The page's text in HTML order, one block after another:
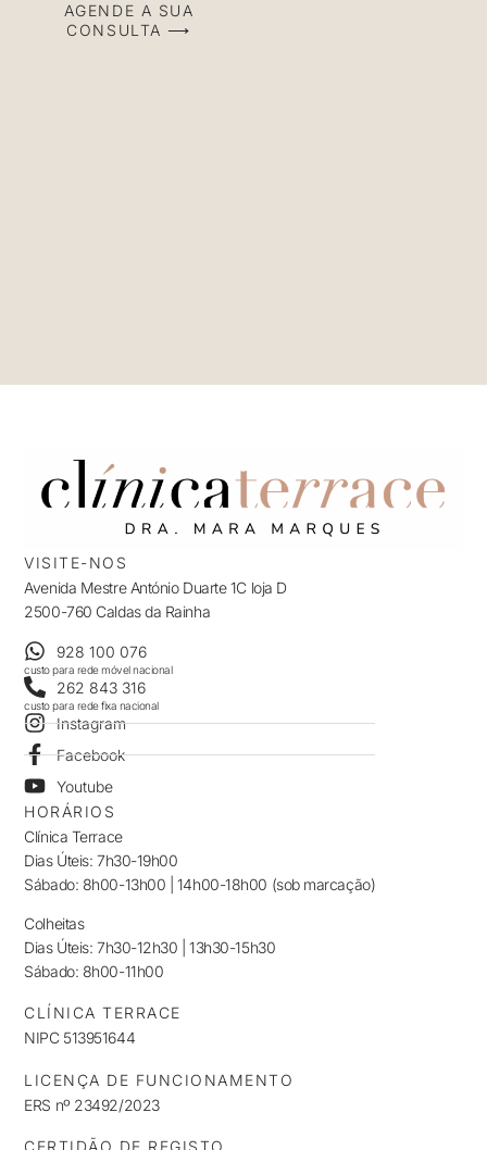
AGENDE A SUA
CONSULTA ⟶
VISITE-NOS
Avenida Mestre António Duarte 1C loja D
2500-760 Caldas da Rainha
928 100 076
custo para rede móvel nacional
262 843 316
custo para rede fixa nacional
Instagram
Facebook
Youtube
HORÁRIOS
Clínica Terrace
Dias Úteis: 7h30-19h00
Sábado: 8h00-13h00 | 14h00-18h00 (sob marcação)
Colheitas
Dias Úteis: 7h30-12h30 | 13h30-15h30
Sábado: 8h00-11h00
CLÍNICA TERRACE
NIPC 513951644
LICENÇA DE FUNCIONAMENTO
ERS nº 23492/2023